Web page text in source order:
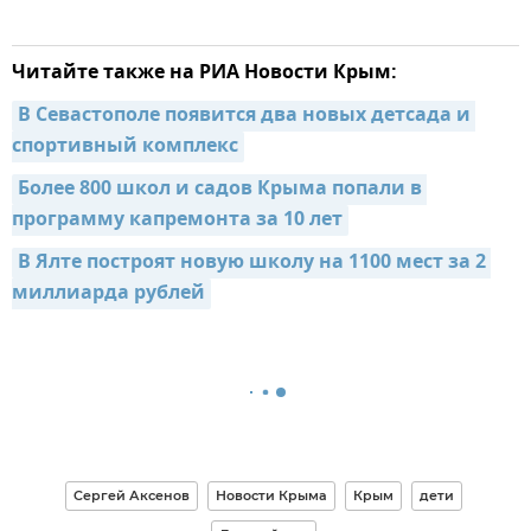
Читайте также на РИА Новости Крым:
В Севастополе появится два новых детсада и
спортивный комплекс
Более 800 школ и садов Крыма попали в
программу капремонта за 10 лет
В Ялте построят новую школу на 1100 мест за 2
миллиарда рублей
Сергей Аксенов Новости Крыма Крым дети